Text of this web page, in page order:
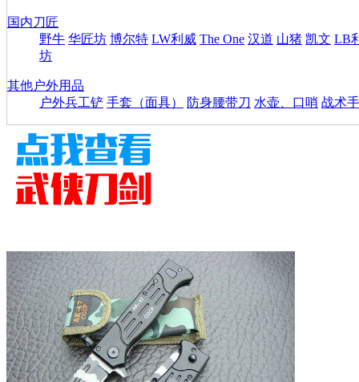
国内刀匠
野牛 华匠坊 博尔特 LW利威 The One 汉道 山猪 凯文 LB
坊
其他户外用品
户外兵工铲 手套（面具） 防身腰带刀 水壶、口哨 战术